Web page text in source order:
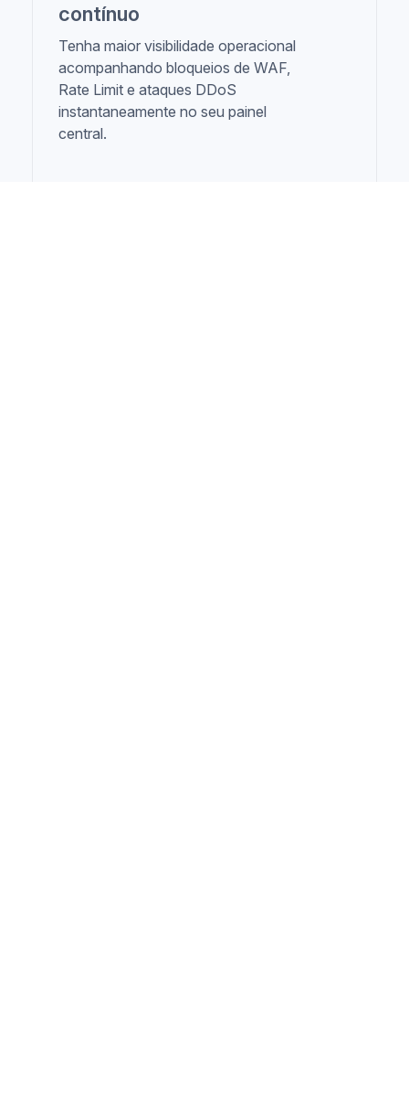
contínuo
Tenha maior visibilidade operacional
acompanhando bloqueios de WAF,
Rate Limit e ataques DDoS
instantaneamente no seu painel
central.